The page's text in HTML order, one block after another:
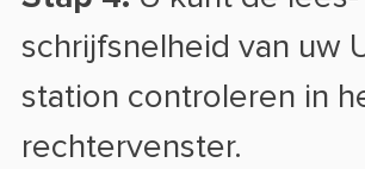
schrijfsnelheid van uw
station controleren in
rechtervenster.